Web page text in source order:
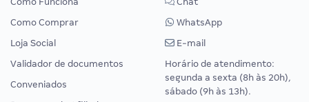
Como Comprar
Loja Social
Validador de documentos
Conveniados
WhatsApp
E-mail
Horário de atendimento:
segunda a sexta (8h às 20h),
sábado (9h às 13h).